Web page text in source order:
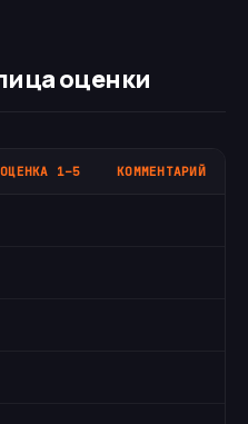
оценки
ОЦЕНКА 1–5 КОММЕНТАРИЙ